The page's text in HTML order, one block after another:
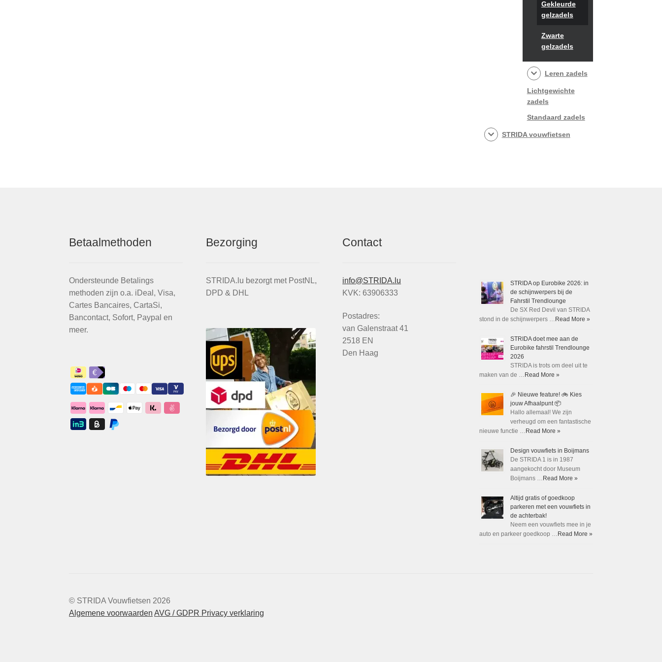
Gekleurde
gelzadels
Zwarte
gelzadels
Leren zadels
Lichtgewichte
zadels
Standaard zadels
STRIDA vouwfietsen
Betaalmethoden
Ondersteunde Betalings
methoden zijn o.a. iDeal, Visa,
Cartes Bancaires, CartaSi,
Bancontact, Sofort, Paypal en
meer.
Bezorging
STRIDA.lu bezorgt met PostNL,
DPD & DHL
Contact
info@STRIDA.lu
KVK: 63906333
Postadres:
van Galenstraat 41
2518 EN
Den Haag
STRIDA op Eurobike 2026: in
de schijnwerpers bij de
Fahrstil Trendlounge
De SX Red Devil van STRIDA
stond in de schijnwerpers … Read More »
STRIDA doet mee aan de
Eurobike fahrstil Trendlounge
2026
STRIDA is trots om deel uit te
maken van de … Read More »
🎉 Nieuwe feature! 🚲 Kies
jouw Afhaalpunt 📦
Hallo allemaal! We zijn
verheugd om een fantastische
nieuwe functie … Read More »
Design vouwfiets in Boijmans
De STRIDA 1 is in 1987
aangekocht door Museum
Boijmans … Read More »
Altijd gratis of goedkoop
parkeren met een vouwfiets in
de achterbak!
Neem een vouwfiets mee in je
auto en parkeer goedkoop … Read More »
© STRIDA Vouwfietsen 2026
Algemene voorwaarden AVG / GDPR Privacy verklaring